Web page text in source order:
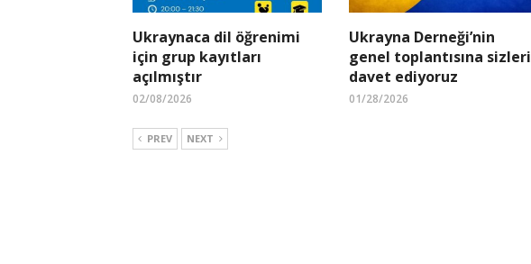
Ukraynaca dil öğrenimi
için grup kayıtları
açılmıştır
02/08/2026
Ukrayna Derneği’nin
genel toplantısına sizleri
davet ediyoruz
01/28/2026
PREV NEXT